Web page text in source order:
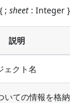
;sheet : Integer
説明
ェクト名
ての情報を格